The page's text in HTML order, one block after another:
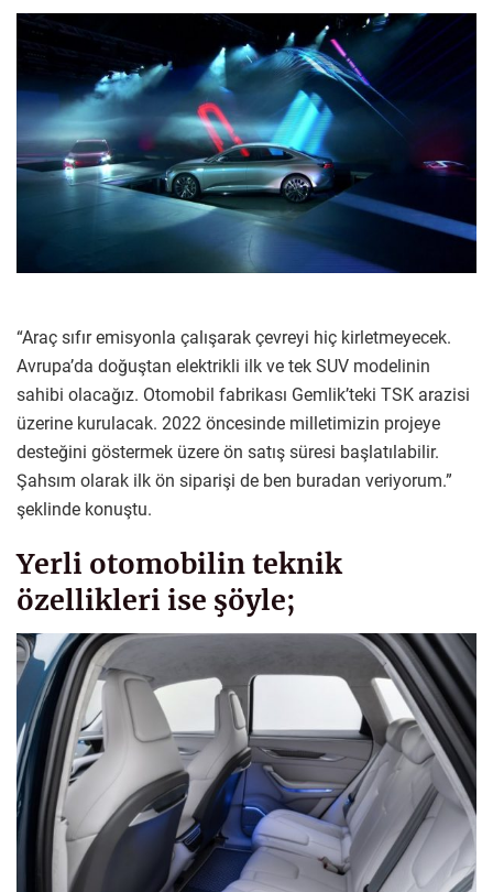
“Araç sıfır emisyonla çalışarak çevreyi hiç kirletmeyecek.
Avrupa’da doğuştan elektrikli ilk ve tek SUV modelinin
sahibi olacağız. Otomobil fabrikası Gemlik’teki TSK arazisi
üzerine kurulacak. 2022 öncesinde milletimizin projeye
desteğini göstermek üzere ön satış süresi başlatılabilir.
Şahsım olarak ilk ön siparişi de ben buradan veriyorum.”
şeklinde konuştu.
Yerli otomobilin teknik
özellikleri ise şöyle;